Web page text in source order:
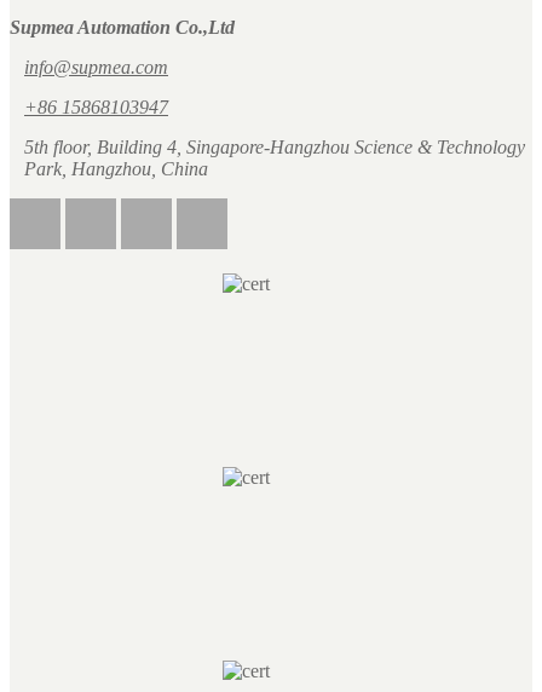
Supmea Automation Co.,Ltd
info@supmea.com
+86 15868103947
5th floor, Building 4, Singapore-Hangzhou Science & Technology
Park, Hangzhou, China